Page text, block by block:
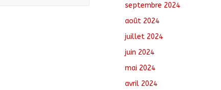
septembre 2024
août 2024
juillet 2024
juin 2024
mai 2024
avril 2024